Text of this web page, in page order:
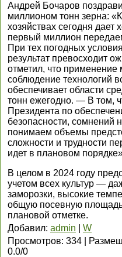
Андрей Бочаров
миллионом тонн зерна:
хозяйствах сегодня дает
первый миллион
При тех погодных
результат превосходит
отметил, что
соблюдение технологий
обеспечивает области
тонн ежегодно. — В том,
Президента по
безопасности, сомнений
понимаем объемы
сложности и трудности
идет в плановом
В целом в 2024 году
учетом всех культур —
заморозки, высокие
общую посевную площадь
плановой отметке.
Добавил: admin
W
Просмотров: 334
0.0/0